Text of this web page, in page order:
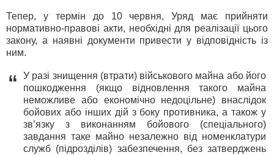
Тепер, у термін до 10 червня, Уряд має прийняти
нормативно-правові акти, необхідні для реалізації цього
закону, а наявні документи привести у відповідність із
ним.
“
У разі знищення (втрати) військового майна або його
пошкодження (якщо відновлення такого майна
неможливе або економічно недоцільне) внаслідок
бойових або інших дій з боку противника, а також у
зв’язку з виконанням бойового (спеціального)
завдання таке майно незалежно від номенклатури
служб (підрозділів) забезпечення, без затверджень